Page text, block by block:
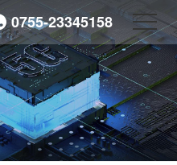
0755-23345158